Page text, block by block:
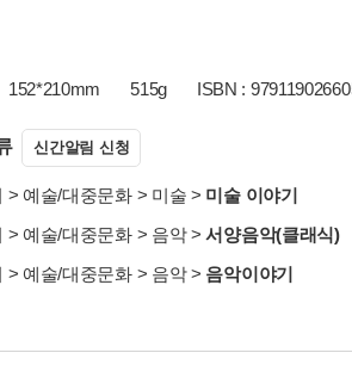
152*210mm 515g ISBN :
신간알림 신청
> 예술/대중문화> 미술 > 미술 이야기
> 예술/대중문화> 음악>서양음악(클래식)
> 예술/대중문화> 음악> 음악이야기